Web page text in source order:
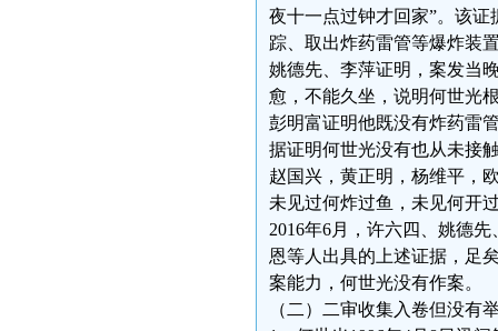
夜十一点过钟才回家”。该证
踪、取出炸药雷管等爆炸装
姚德先、李萍证明，案发当
愈，不能久坐，说明何世光
彭明富证明他既没有炸药雷
据证明何世光没有也从未接
赵国兴，黄正明，杨维平，
未见过何炸过鱼，未见何开
2016年6月，许六四、姚德
恩等人出具的上述证据，足
案能力，何世光没有作案。
（二）二审收集入卷但没有